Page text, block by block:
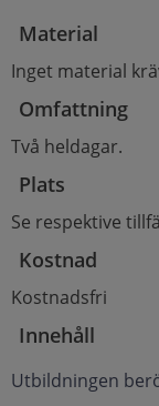
Material
Inget material
Omfattning
Två heldagar.
Plats
Se respektive
Kostnad
Kostnadsfri
Innehåll
Utbildningen